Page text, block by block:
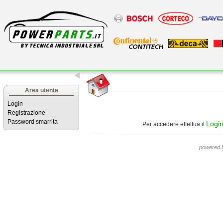
Area utente
Login
Registrazione
Password smarrita
Per accedere effettua il Login
powered